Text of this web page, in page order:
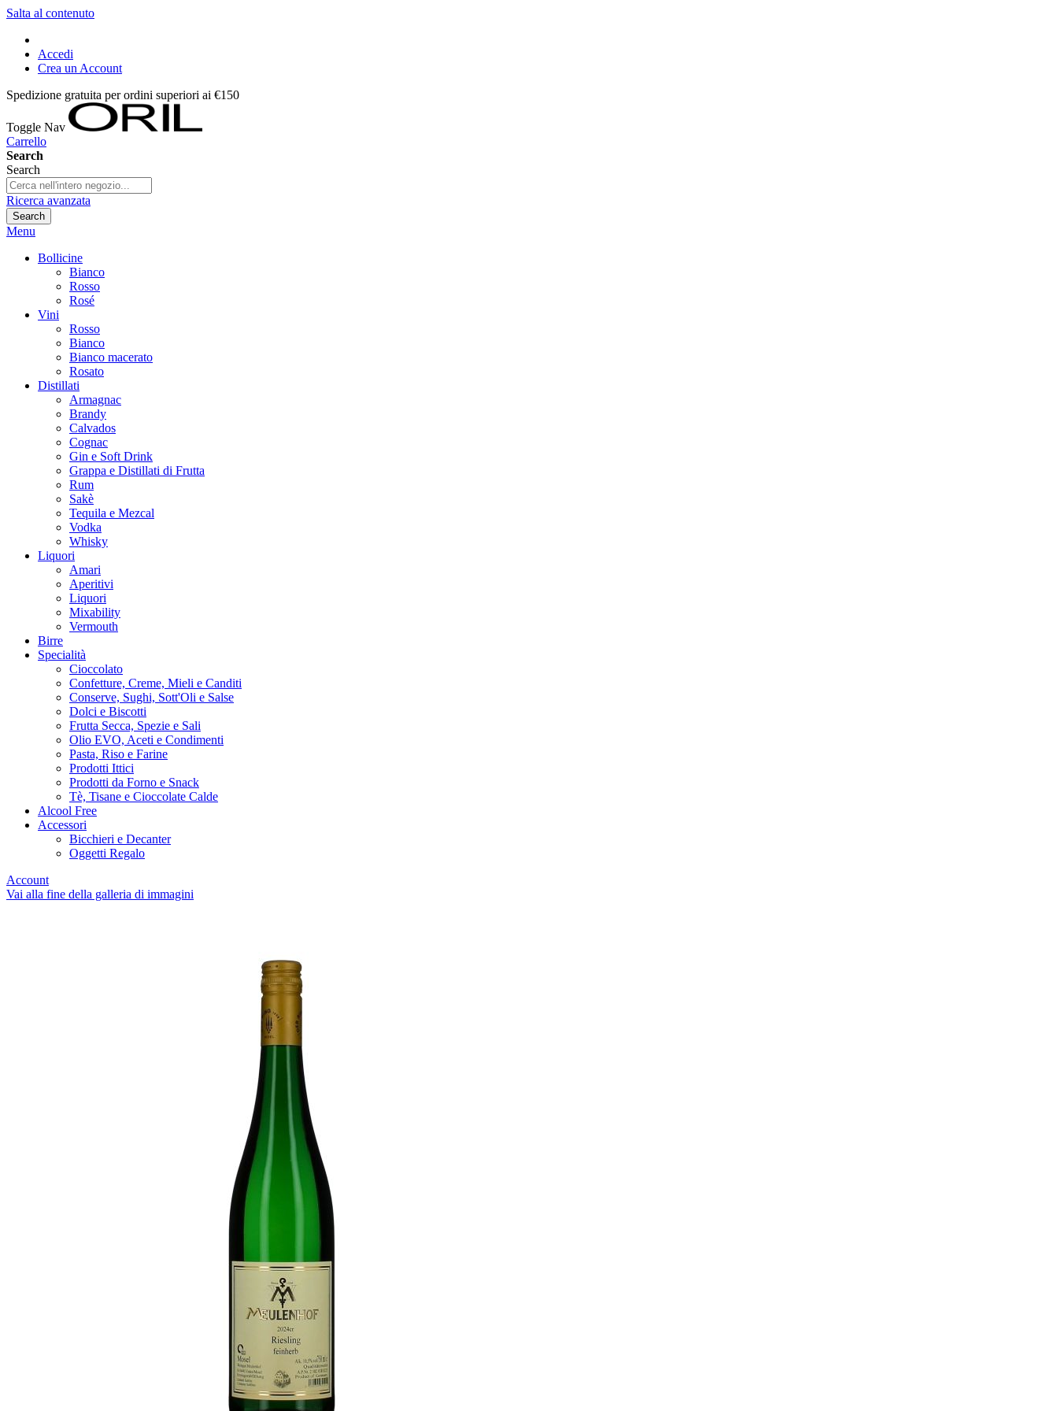
Salta al contenuto
Accedi
Crea un Account
Spedizione gratuita per ordini superiori ai €150
Toggle Nav
Carrello
Search
Search
Ricerca avanzata
Search
Menu
Bollicine
Bianco
Rosso
Rosé
Vini
Rosso
Bianco
Bianco macerato
Rosato
Distillati
Armagnac
Brandy
Calvados
Cognac
Gin e Soft Drink
Grappa e Distillati di Frutta
Rum
Sakè
Tequila e Mezcal
Vodka
Whisky
Liquori
Amari
Aperitivi
Liquori
Mixability
Vermouth
Birre
Specialità
Cioccolato
Confetture, Creme, Mieli e Canditi
Conserve, Sughi, Sott'Oli e Salse
Dolci e Biscotti
Frutta Secca, Spezie e Sali
Olio EVO, Aceti e Condimenti
Pasta, Riso e Farine
Prodotti Ittici
Prodotti da Forno e Snack
Tè, Tisane e Cioccolate Calde
Alcool Free
Accessori
Bicchieri e Decanter
Oggetti Regalo
Account
Vai alla fine della galleria di immagini